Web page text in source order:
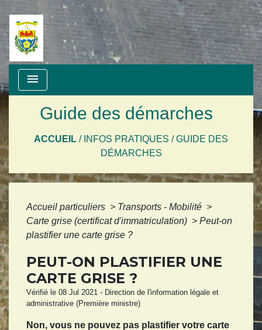
menu
Guide des démarches
ACCUEIL / INFOS PRATIQUES /GUIDE DES
DÉMARCHES
Accueil particuliers > Transports - Mobilité >
Carte grise (certificat d'immatriculation) > Peut-on
plastifier une carte grise ?
PEUT-ON PLASTIFIER UNE
CARTE GRISE ?
Vérifié le 08 Jul 2021 - Direction de l'information légale et
administrative (Première ministre)
Non, vous ne pouvez pas plastifier votre carte